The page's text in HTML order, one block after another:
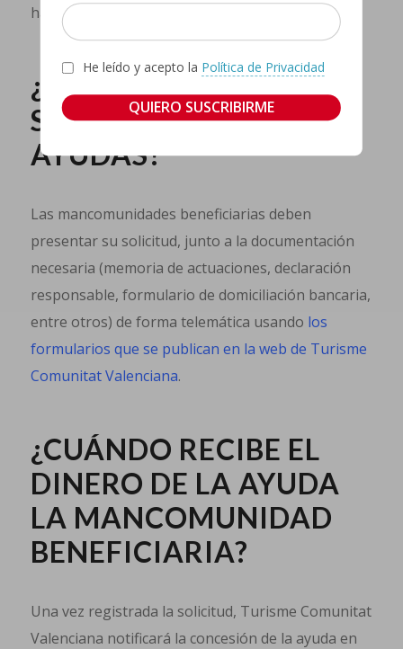
He leído y acepto la Política de Privacidad
hasta junio de 2026.
¿CÓMO SE PUEDEN
SOLICITAR LAS
AYUDAS?
Las mancomunidades beneficiarias deben
presentar su solicitud, junto a la documentación
necesaria (memoria de actuaciones, declaración
responsable, formulario de domiciliación bancaria,
entre otros) de forma telemática usando los
formularios que se publican en la web de Turisme
Comunitat Valenciana.
¿CUÁNDO RECIBE EL
DINERO DE LA AYUDA
LA MANCOMUNIDAD
BENEFICIARIA?
Una vez registrada la solicitud, Turisme Comunitat
Valenciana notificará la concesión de la ayuda en